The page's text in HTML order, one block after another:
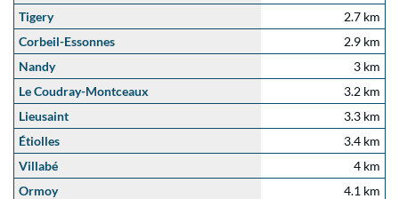
Tigery
2.7 km
Corbeil-Essonnes
2.9 km
Nandy
3 km
Le Coudray-Montceaux
3.2 km
Lieusaint
3.3 km
Étiolles
3.4 km
Villabé
4 km
Ormoy
4.1 km